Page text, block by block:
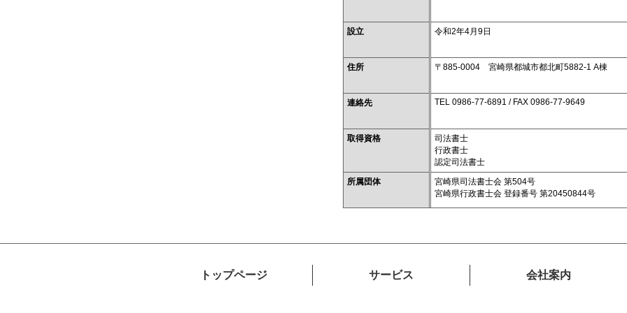
設立 令和2年4月9日
住所 〒885-0004 宮崎県都城市都北町5882-1 A棟
連絡先 TEL 0986-77-6891 / FAX 0986-77-9649
取得資格
司法書士
行政書士
認定司法書士
所属団体
宮崎県司法書士会 第504号
宮崎県行政書士会 登録番号 第20450844号
トップページ サービス 会社案内